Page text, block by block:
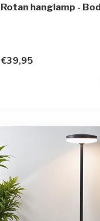
Rotan hanglamp -
€39,95